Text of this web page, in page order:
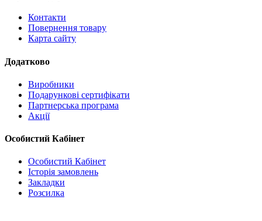
Контакти
Повернення товару
Карта сайту
Додатково
Виробники
Подарункові сертифікати
Партнерська програма
Акції
Особистий Кабінет
Особистий Кабінет
Історія замовлень
Закладки
Розсилка